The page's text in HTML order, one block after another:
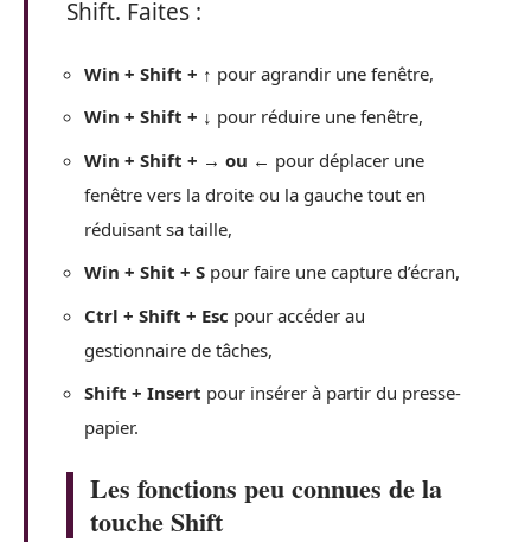
Shift. Faites :
Win + Shift + ↑ pour agrandir une fenêtre,
Win + Shift + ↓ pour réduire une fenêtre,
Win + Shift + → ou ← pour déplacer une
fenêtre vers la droite ou la gauche tout en
réduisant sa taille,
Win + Shit + S pour faire une capture d’écran,
Ctrl + Shift + Esc pour accéder au
gestionnaire de tâches,
Shift + Insert pour insérer à partir du presse-
papier.
Les fonctions peu connues de la
touche Shift